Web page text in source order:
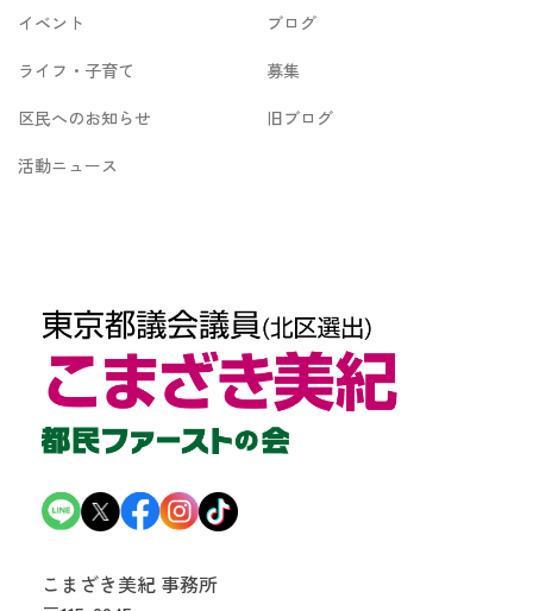
イベント
ブログ
ライフ・子育て
募集
区民へのお知らせ
旧ブログ
活動ニュース
こまざき美紀 事務所